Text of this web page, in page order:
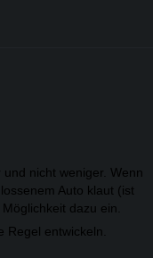
nicht weniger. Wenn
Auto klaut (ist
dazu ein.
Regel entwickeln.